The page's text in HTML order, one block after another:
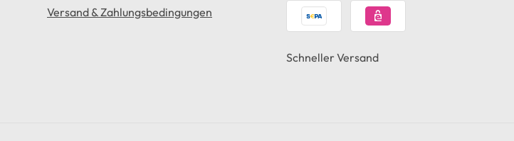
Versand & Zahlungsbedingungen
Schneller Versand